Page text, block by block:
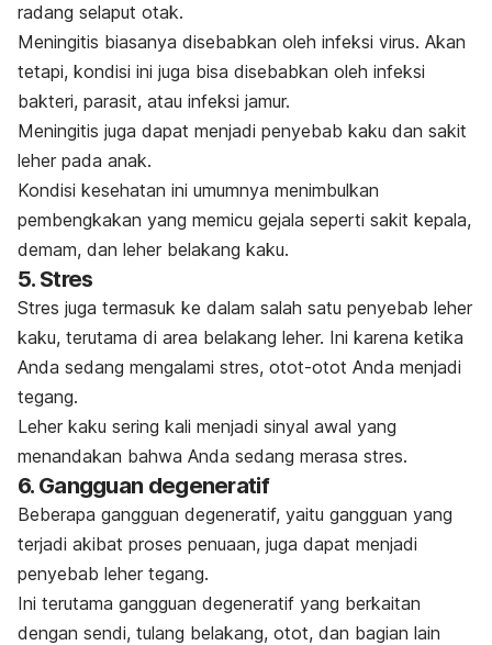
radang selaput otak.
Meningitis biasanya disebabkan oleh infeksi virus. Akan
tetapi, kondisi ini juga bisa disebabkan oleh infeksi
bakteri, parasit, atau infeksi jamur.
Meningitis juga dapat menjadi penyebab kaku dan sakit
leher pada anak.
Kondisi kesehatan ini umumnya menimbulkan
pembengkakan yang memicu gejala seperti sakit kepala,
demam, dan leher belakang kaku.
5. Stres
Stres juga termasuk ke dalam salah satu penyebab leher
kaku, terutama di area belakang leher. Ini karena ketika
Anda sedang mengalami stres, otot-otot Anda menjadi
tegang.
Leher kaku sering kali menjadi sinyal awal yang
menandakan bahwa Anda sedang merasa stres.
6. Gangguan degeneratif
Beberapa gangguan degeneratif, yaitu gangguan yang
terjadi akibat proses penuaan, juga dapat menjadi
penyebab leher tegang.
Ini terutama gangguan degeneratif yang berkaitan
dengan sendi, tulang belakang, otot, dan bagian lain